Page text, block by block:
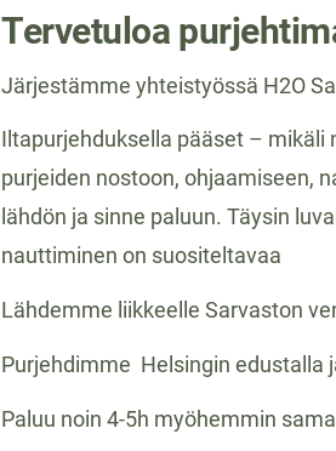
Tervetuloa
Järjestämme yhteistyössä H2O
Iltapurjehduksella pääset – mikäli
purjeiden nostoon, ohjaamiseen,
lähdön ja sinne paluun. Täysin
nauttiminen on suositeltavaa
Lähdemme liikkeelle Sarvaston
Purjehdimme Helsingin edustalla
Paluu noin 4-5h myöhemmin